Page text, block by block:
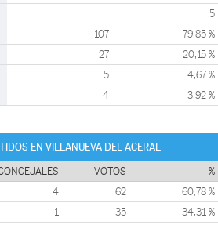
5
107 79,85 %
27 20,15 %
5 4,67 %
4 3,92 %
EN VILLANUEVA DEL ACERAL
VOTOS %
4 62 60,78 %
1 35 34,31 %